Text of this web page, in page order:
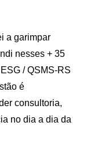
a garimpar
nesses + 35
/ QSMS-RS
é
consultoria,
no dia a dia da